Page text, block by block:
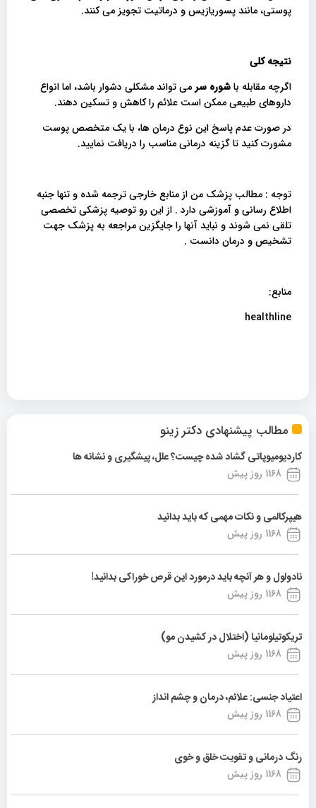
مطالب پیشنهادی دکتر زینو
کاردیومیوپاتی گشاد شده چیست؟ علل، پیشگیری و نشانه ها
1168 روز پیش
هیپرکالمی و نکات مهمی که باید بدانید
1168 روز پیش
نادولول و هر آنچه باید درمورد این قرص خوراکی بدانید!
1168 روز پیش
تریکوتیلومانیا (اختلال در کشیدن مو)
1168 روز پیش
اعتیاد جنسی: علائم، درمان و چشم انداز
1168 روز پیش
رنگ درمانی و تقویت خلق و خوی
1168 روز پیش
پوستی، مانند پسوریازیس و درماتیت تجویز می کنند.
نتیجه کلی
اگرچه مقابله باشوره سر می تواند مشکلی دشوار باشد، اما انواع
داروهای طبیعی ممکن است علائم را کاهش و تسکین دهند.
در صورت عدم پاسخ این نوع درمان ها، با یک متخصص پوست
مشورت کنید تا گزینه‌ درمانی مناسب را دریافت نمایید.
توجه : مطالب پزشک من از منابع خارجی ترجمه شده و تنها جنبه
اطلاع رسانی و آموزشی دارد . از این رو توصیه پزشکی تخصصی
تلقی نمی شوند و نباید آنها را جایگزین مراجعه به پزشک جهت
تشخیص و درمان دانست .
منابع:
healthline